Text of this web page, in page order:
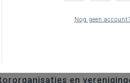
om met boeken aan de slag
en
Nog geen account?